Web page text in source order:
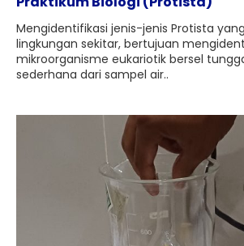
Mengidentifikasi jenis-jenis Protista
lingkungan sekitar, bertujuan
mikroorganisme eukariotik bersel
sederhana dari sampel air..